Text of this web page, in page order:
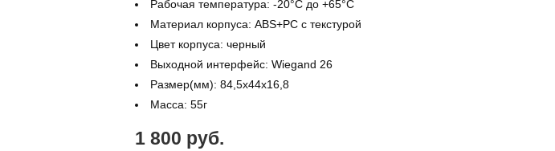
Рабочая температура: -20°С до +65°С
Материал корпуса: ABS+PC с текстурой
Цвет корпуса: черный
Выходной интерфейс: Wiegand 26
Размер(мм): 84,5x44x16,8
Масса: 55г
1 800 руб.